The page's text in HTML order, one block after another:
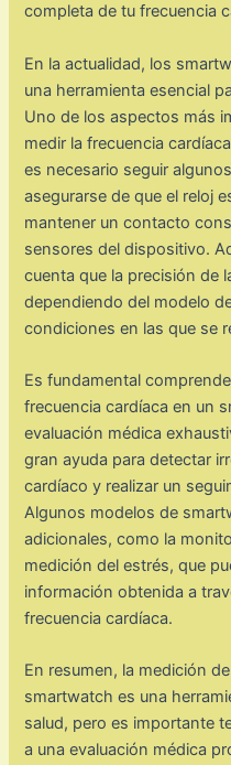
completa de tu frecuencia
En la actualidad, los
una herramienta esencial
Uno de los aspectos más
medir la frecuencia
es necesario seguir
asegurarse de que el reloj
mantener un contacto
sensores del dispositivo.
cuenta que la precisión de
dependiendo del modelo
condiciones en las que se
Es fundamental
frecuencia cardíaca en un
evaluación médica
gran ayuda para detectar
cardíaco y realizar un
Algunos modelos de
adicionales, como la
medición del estrés, que
información obtenida a
frecuencia cardíaca.
En resumen, la medición
smartwatch es una
salud, pero es importante
a una evaluación médica